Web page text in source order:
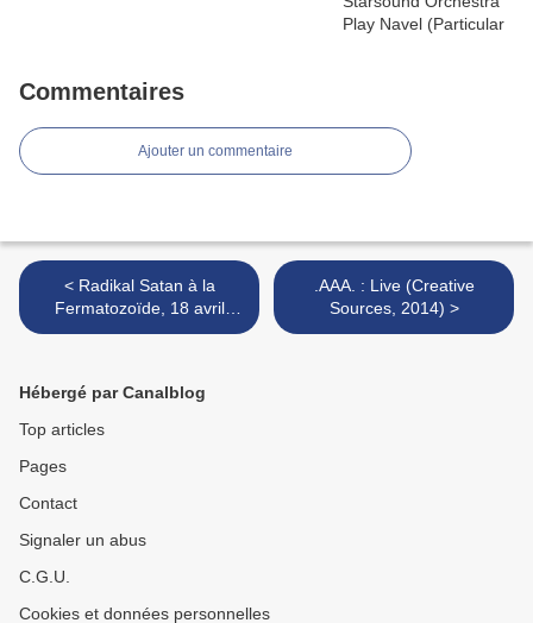
Commentaires
Ajouter un commentaire
< Radikal Satan à la
Fermatozoïde, 18 avril
2014
.AAA. : Live (Creative
Sources, 2014) >
Hébergé par Canalblog
Top articles
Pages
Contact
Signaler un abus
C.G.U.
Cookies et données personnelles